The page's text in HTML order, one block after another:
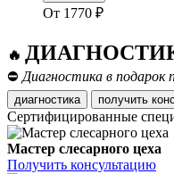
От 1770 ₽
🔥 ДИАГНОСТИКА
⛔ Диагностика в подарок
диагностика получить
Сертифицированные
Мастер слесарного цеха
Получить консультацию